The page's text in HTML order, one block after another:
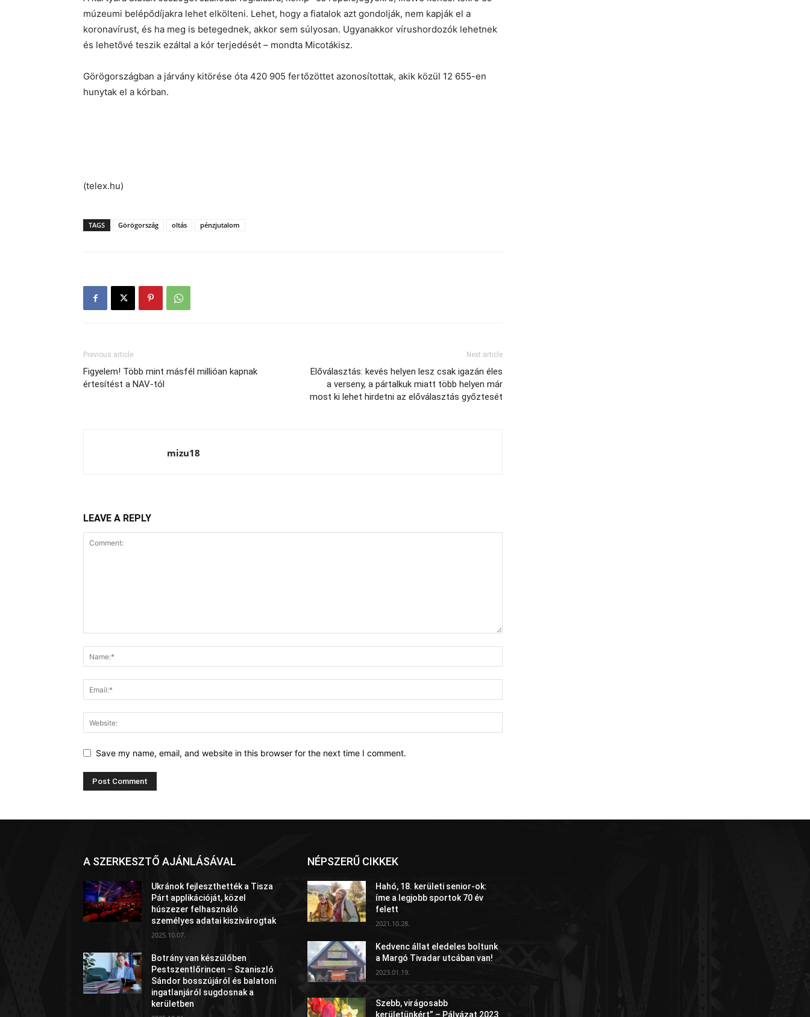
múzeumi belépődíjakra lehet elkölteni. Lehet, hogy a fiatalok azt gondolják, nem kapják el a
koronavírust, és ha meg is betegednek, akkor sem súlyosan. Ugyanakkor vírushordozók lehetnek
és lehetővé teszik ezáltal a kór terjedését – mondta Micotákisz.
Görögországban a járvány kitörése óta 420 905 fertőzöttet azonosítottak, akik közül 12 655-en
hunytak el a kórban.
(telex.hu)
TAGS Görögország oltás pénzjutalom
Previous article
Figyelem! Több mint másfél millióan kapnak
értesítést a NAV-tól
Next article
Előválasztás: kevés helyen lesz csak igazán éles
a verseny, a pártalkuk miatt több helyen már
most ki lehet hirdetni az előválasztás győztesét
mizu18
LEAVE A REPLY
Save my name, email, and website in this browser for the next time I comment.
A SZERKESZTŐ AJÁNLÁSÁVAL
Ukránok fejleszthették a Tisza
Párt applikációját, közel
húszezer felhasználó
személyes adatai kiszivárogtak
2025.10.07.
Botrány van készülőben
Pestszentlőrincen – Szaniszló
Sándor bosszújáról és balatoni
ingatlanjáról sugdosnak a
kerületben
NÉPSZERŰ CIKKEK
Hahó, 18. kerületi senior-ok:
íme a legjobb sportok 70 év
felett
2021.10.28.
Kedvenc állat eledeles boltunk
a Margó Tivadar utcában van!
2023.01.19.
Szebb, virágosabb
kerületünkért” – Pályázat 2023